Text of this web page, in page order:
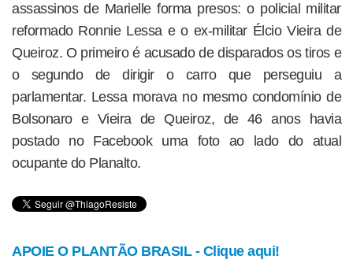
assassinos de Marielle forma presos: o policial militar
reformado Ronnie Lessa e o ex-militar Élcio Vieira de
Queiroz. O primeiro é acusado de disparados os tiros e
o segundo de dirigir o carro que perseguiu a
parlamentar. Lessa morava no mesmo condomínio de
Bolsonaro e Vieira de Queiroz, de 46 anos havia
postado no Facebook uma foto ao lado do atual
ocupante do Planalto.
APOIE O PLANTÃO BRASIL - Clique aqui!